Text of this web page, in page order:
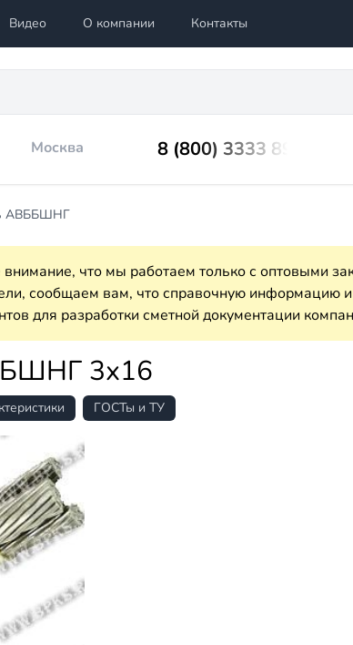
Видео О компании Контакты
Москва 8 (800) 3333 899
АВББШНГ
что мы работаем только с оптовыми
сообщаем вам, что справочную информацию и
для разработки сметной документации
3х16
ГОСТы и ТУ